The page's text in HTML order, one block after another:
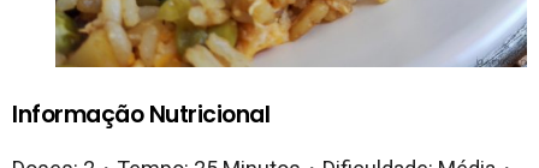
Informação Nutricional